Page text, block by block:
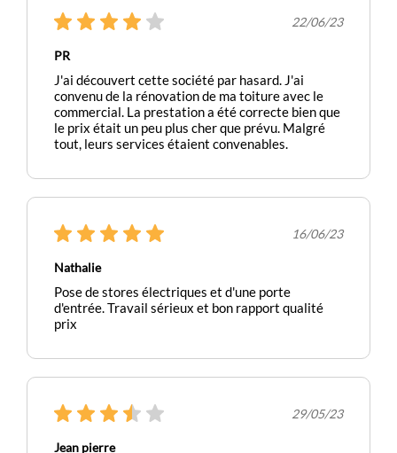
22/06/23
PR
J'ai découvert cette société par hasard. J'ai
convenu de la rénovation de ma toiture avec le
commercial. La prestation a été correcte bien que
le prix était un peu plus cher que prévu. Malgré
tout, leurs services étaient convenables.
16/06/23
Nathalie
Pose de stores électriques et d'une porte
d'entrée. Travail sérieux et bon rapport qualité
prix
29/05/23
Jean pierre